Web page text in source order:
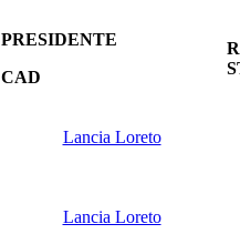
PRESIDENTE
CAD
Lancia Loreto
Lancia Loreto